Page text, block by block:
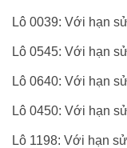
Lô 0039: Với hạn
Lô 0545: Với hạn
Lô 0640: Với hạn
Lô 0450: Với hạn
Lô 1198: Với hạn